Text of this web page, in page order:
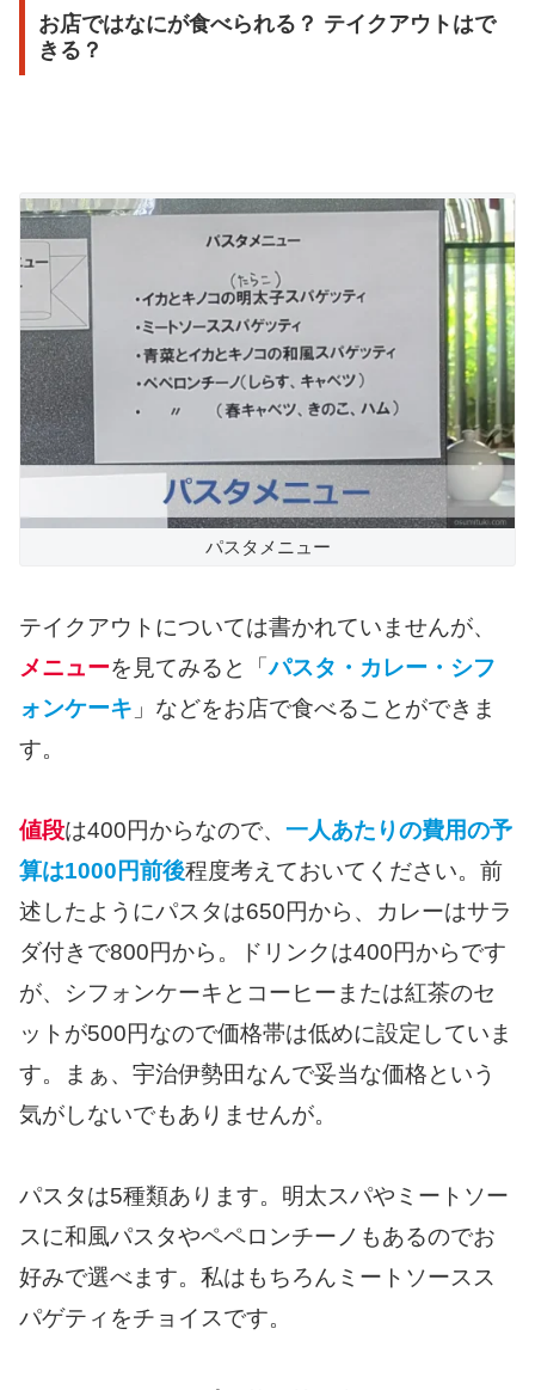
お店ではなにが食べられる？ テイクアウトはで
きる？
パスタメニュー
テイクアウトについては書かれていませんが、
メニューを見てみると「パスタ・カレー・シフ
ォンケーキ 」などをお店で食べることができま
す。
値段は400円からなので、 一人あたりの費用の予
算は1000円前後程度考えておいてください。前
述したようにパスタは650円から、カレーはサラ
ダ付きで800円から。ドリンクは400円からです
が、シフォンケーキとコーヒーまたは紅茶のセ
ットが500円なので価格帯は低めに設定していま
す。まぁ、宇治伊勢田なんで妥当な価格という
気がしないでもありませんが。
パスタは5種類あります。明太スパやミートソー
スに和風パスタやペペロンチーノもあるのでお
好みで選べます。私はもちろんミートソースス
パゲティをチョイスです。